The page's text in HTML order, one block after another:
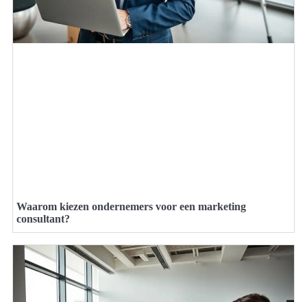
Waarom kiezen ondernemers voor een marketing
consultant?